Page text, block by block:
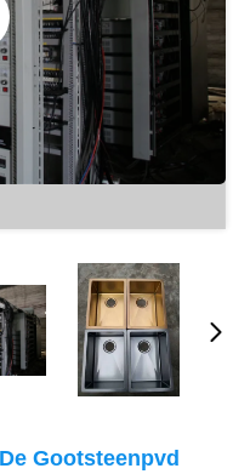
Gootsteenpvd